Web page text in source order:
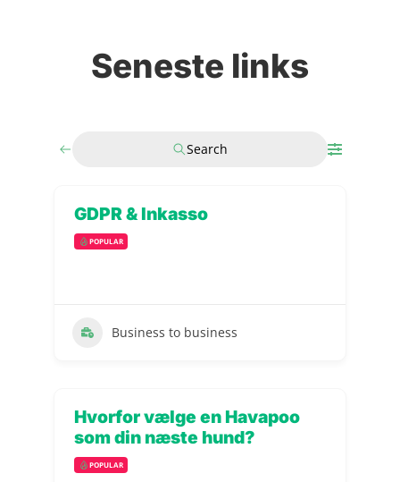
Seneste links
Search
GDPR & Inkasso
POPULAR
Business to business
Hvorfor vælge en Havapoo
som din næste hund?
POPULAR